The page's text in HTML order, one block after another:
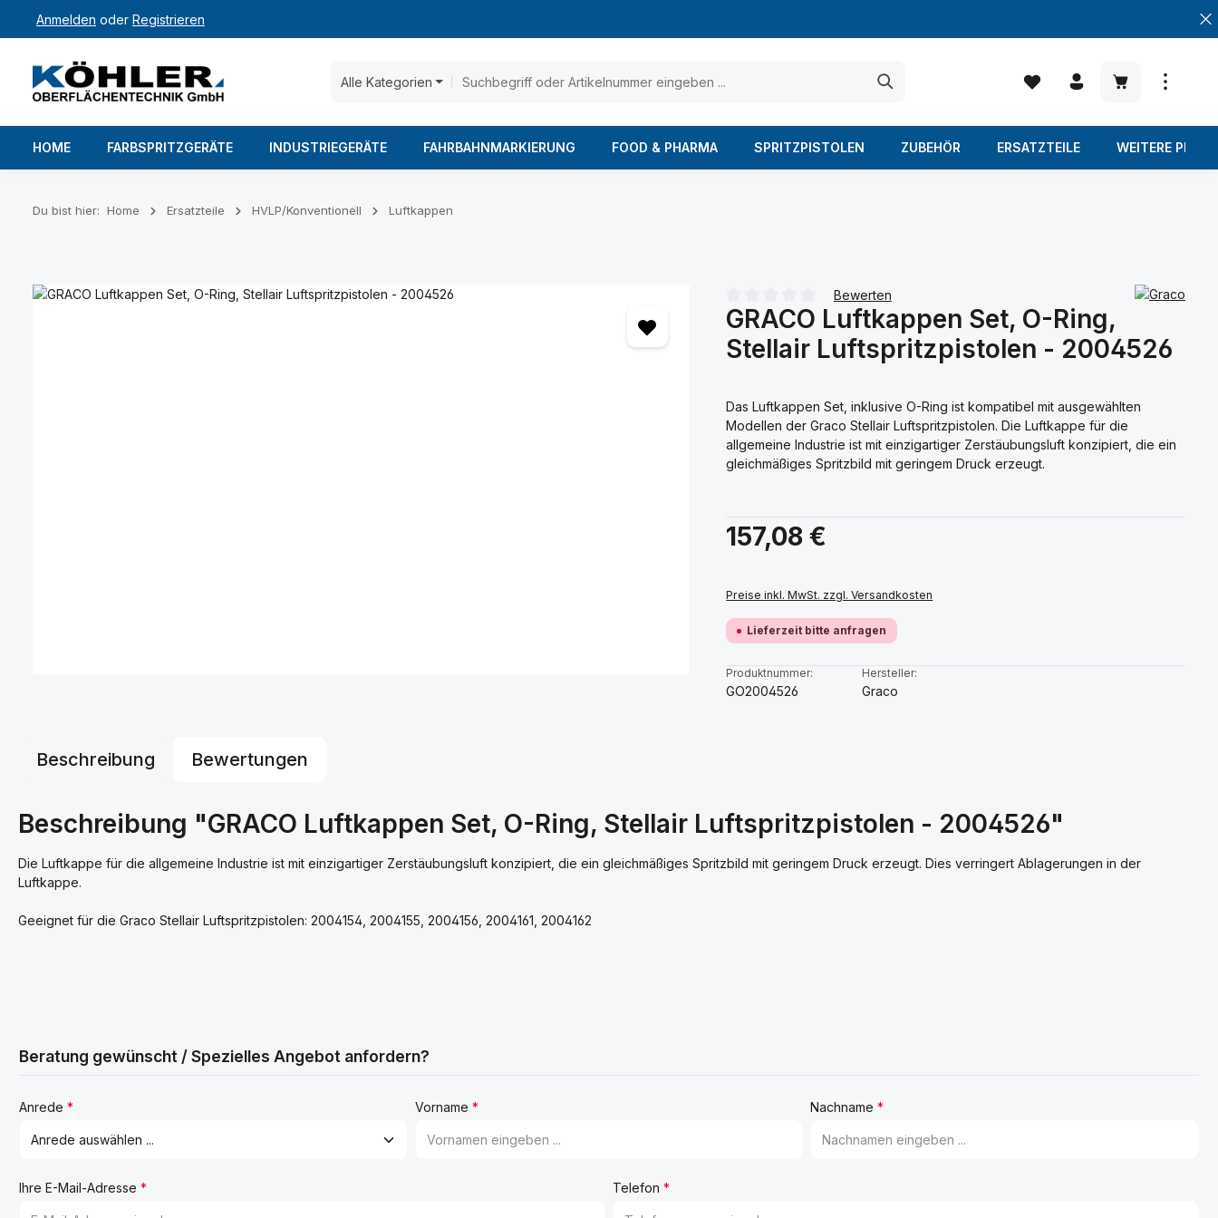
Hauptinhalt springen
Zur Suche springen
Zur Hauptnavigation springen
Anmelden oder Registrieren
Alle Kategorien
Warenkorb
HOME FARBSPRITZGERÄTE INDUSTRIEGERÄTE FAHRBAHNMARKIERUNG FOOD & PHARMA SPRITZPISTOLEN ZUBEHÖR ERSATZTEILE WEITERE
Du bist hier: Home Ersatzteile HVLP/Konventionell Luftkappen
Bildergalerie überspringen
Durchschnittliche Bewertung von 0 von 5 Sternen
Bewerten
GRACO Luftkappen Set, O-Ring,
Stellair Luftspritzpistolen - 2004526
Das Luftkappen Set, inklusive O-Ring ist kompatibel mit ausgewählten
Modellen der Graco Stellair Luftspritzpistolen. Die Luftkappe für die
allgemeine Industrie ist mit einzigartiger Zerstäubungsluft konzipiert, die ein
gleichmäßiges Spritzbild mit geringem Druck erzeugt.
Regulärer Preis:
157,08 €
Preise inkl. MwSt. zzgl. Versandkosten
Lieferzeit bitte anfragen
Produktnummer:
GO2004526
Hersteller:
Graco
Beschreibung Bewertungen
Beschreibung "GRACO Luftkappen Set, O-Ring, Stellair Luftspritzpistolen - 2004526"
Die Luftkappe für die allgemeine Industrie ist mit einzigartiger Zerstäubungsluft konzipiert, die ein gleichmäßiges Spritzbild mit geringem Druck erzeugt. Dies verringert Ablagerungen in der
Luftkappe.
Geeignet für die Graco Stellair Luftspritzpistolen: 2004154, 2004155, 2004156, 2004161, 2004162
Beratung gewünscht / Spezielles Angebot anfordern?
Anrede * Vorname * Nachname*
Ihre E-Mail-Adresse * Telefon *